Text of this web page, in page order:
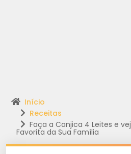
Início
Receitas
Faça a Canjica 4 Leites e
Favorita da Sua Família